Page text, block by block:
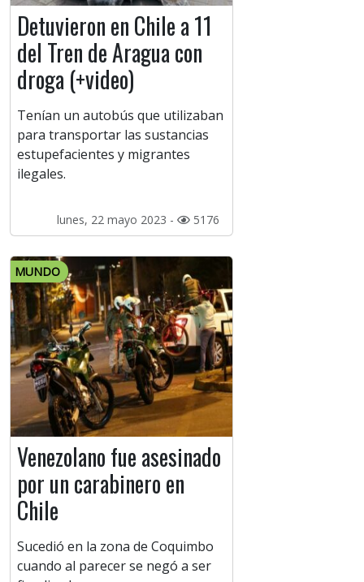
Detuvieron en Chile a 11
del Tren de Aragua con
droga (+video)
Tenían un autobús que utilizaban
para transportar las sustancias
estupefacientes y migrantes
ilegales.
lunes, 22 mayo 2023 - 5176
MUNDO
Venezolano fue asesinado
por un carabinero en
Chile
Sucedió en la zona de Coquimbo
cuando al parecer se negó a ser